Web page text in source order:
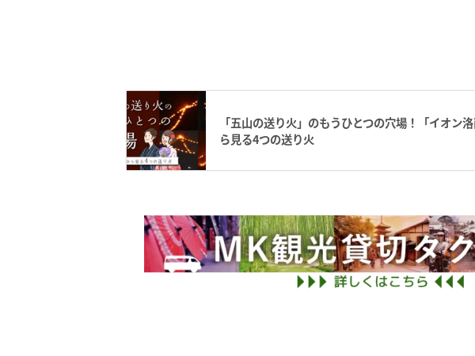
「五山の送り火」のもうひとつの穴場！「イオン
ら見る4つの送り火